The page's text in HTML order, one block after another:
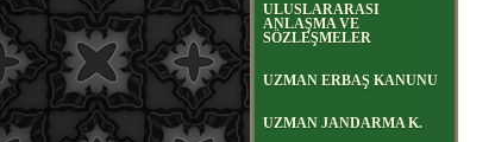
ULUSLARARASI
ANLAŞMA VE
SÖZLEŞMELER
UZMAN ERBAŞ KANUNU
UZMAN JANDARMA K.